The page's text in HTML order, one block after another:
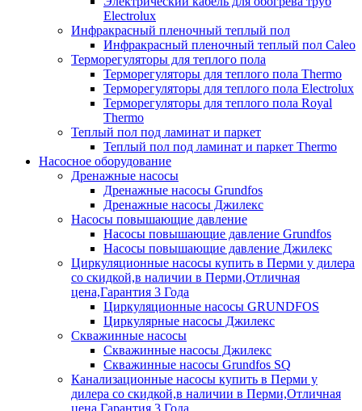
Electrolux
Инфракрасный пленочный теплый пол
Инфракрасный пленочный теплый пол Caleo
Терморегуляторы для теплого пола
Терморегуляторы для теплого пола Thermo
Терморегуляторы для теплого пола Electrolux
Терморегуляторы для теплого пола Royal
Thermo
Теплый пол под ламинат и паркет
Теплый пол под ламинат и паркет Thermo
Насосное оборудование
Дренажные насосы
Дренажные насосы Grundfos
Дренажные насосы Джилекс
Насосы повышающие давление
Насосы повышающие давление Grundfos
Насосы повышающие давление Джилекс
Циркуляционные насосы купить в Перми у дилера
со скидкой,в наличии в Перми,Отличная
цена,Гарантия 3 Года
Циркуляционные насосы GRUNDFOS
Циркулярные насосы Джилекс
Скважинные насосы
Скважинные насосы Джилекс
Скважинные насосы Grundfos SQ
Канализационные насосы купить в Перми у
дилера со скидкой,в наличии в Перми,Отличная
цена,Гарантия 3 Года